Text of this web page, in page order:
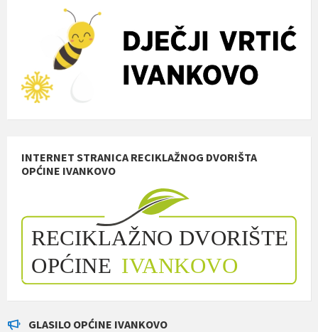
INTERNET STRANICA RECIKLAŽNOG DVORIŠTA
OPĆINE IVANKOVO
GLASILO OPĆINE IVANKOVO